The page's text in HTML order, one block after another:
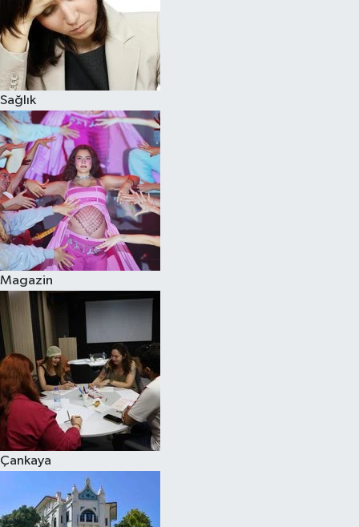
Sağlık
Magazin
Çankaya
Yaşam-Çevre